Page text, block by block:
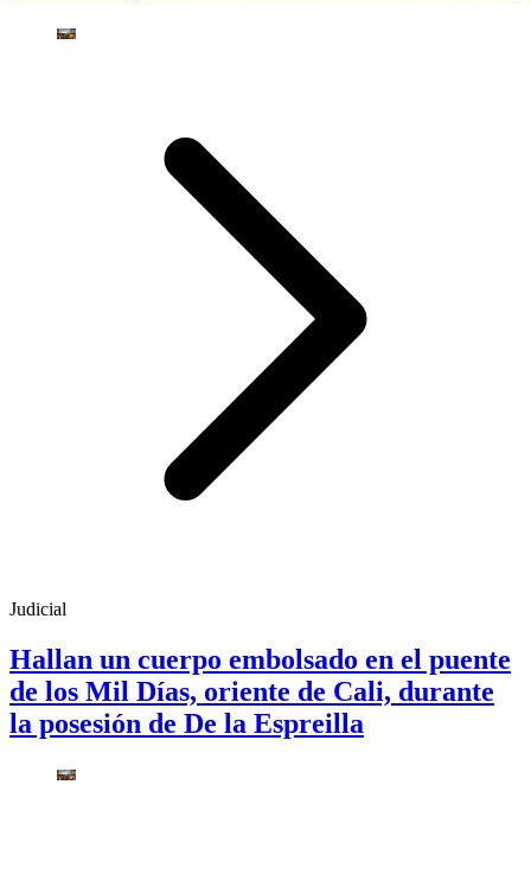
Judicial
Hallan un cuerpo embolsado en el puente
de los Mil Días, oriente de Cali, durante
la posesión de De la Espreilla